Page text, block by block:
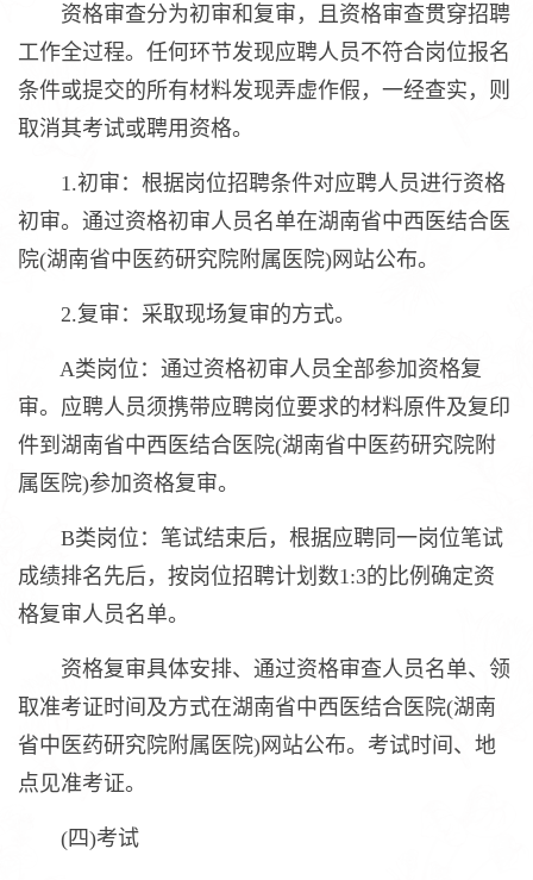
资格审查分为初审和复审，且资格审查贯穿招聘
工作全过程。任何环节发现应聘人员不符合岗位报名
条件或提交的所有材料发现弄虚作假，一经查实，则
取消其考试或聘用资格。
1.初审：根据岗位招聘条件对应聘人员进行资格
初审。通过资格初审人员名单在湖南省中西医结合医
院(湖南省中医药研究院附属医院)网站公布。
2.复审：采取现场复审的方式。
A类岗位：通过资格初审人员全部参加资格复
审。应聘人员须携带应聘岗位要求的材料原件及复印
件到湖南省中西医结合医院(湖南省中医药研究院附
属医院)参加资格复审。
B类岗位：笔试结束后，根据应聘同一岗位笔试
成绩排名先后，按岗位招聘计划数1:3的比例确定资
格复审人员名单。
资格复审具体安排、通过资格审查人员名单、领
取准考证时间及方式在湖南省中西医结合医院(湖南
省中医药研究院附属医院)网站公布。考试时间、地
点见准考证。
(四)考试